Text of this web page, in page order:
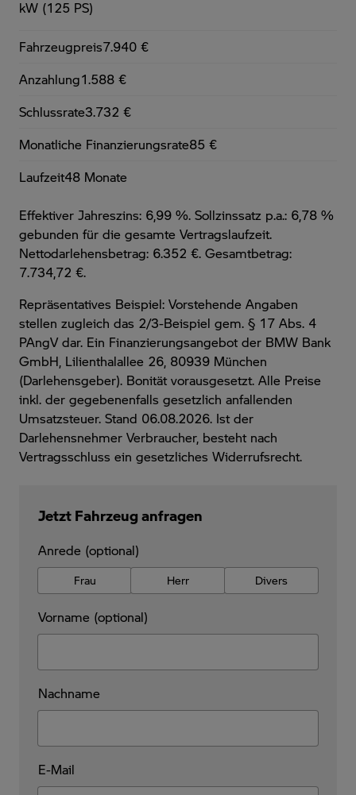
kW (125 PS)
Fahrzeugpreis7.940 €
Anzahlung1.588 €
Schlussrate3.732 €
Monatliche Finanzierungsrate85 €
Laufzeit48 Monate
Effektiver Jahreszins: 6,99 %. Sollzinssatz p.a.: 6,78 %
gebunden für die gesamte Vertragslaufzeit.
Nettodarlehensbetrag: 6.352 €. Gesamtbetrag:
7.734,72 €.
Repräsentatives Beispiel: Vorstehende Angaben
stellen zugleich das 2/3-Beispiel gem. § 17 Abs. 4
PAngV dar. Ein Finanzierungsangebot der BMW Bank
GmbH, Lilienthalallee 26, 80939 München
(Darlehensgeber). Bonität vorausgesetzt. Alle Preise
inkl. der gegebenenfalls gesetzlich anfallenden
Umsatzsteuer. Stand 06.08.2026. Ist der
Darlehensnehmer Verbraucher, besteht nach
Vertragsschluss ein gesetzliches Widerrufsrecht.
Jetzt Fahrzeug anfragen
Anrede (optional)
Frau Herr Divers
Vorname (optional)
Nachname
E-Mail